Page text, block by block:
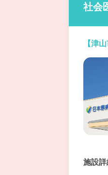
社会
【津
施設詳